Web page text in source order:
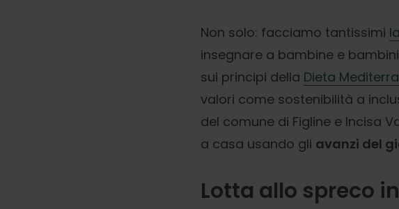
Non solo: facciamo tantissimi
insegnare a bambine e
sui principi della Dieta
valori come sostenibilità a
del comune di Figline e Incisa
a casa usando gli avanzi del
Lotta allo spreco